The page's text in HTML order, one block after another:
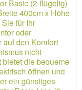
Basic (2-flügelig)
400cm x Höhe
für Ihr
oder
den Komfort
nicht
die bequeme
öffnen und
ein günstiges